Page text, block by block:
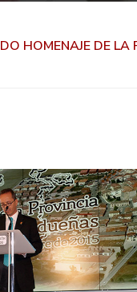
HOMENAJE DE LA